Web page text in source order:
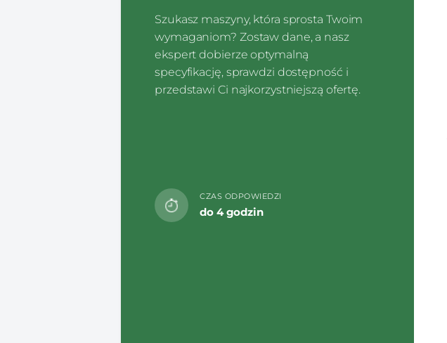
Szukasz maszyny, która sprosta Twoim
wymaganiom? Zostaw dane, a nasz
ekspert dobierze optymalną
specyfikację, sprawdzi dostępność i
przedstawi Ci najkorzystniejszą ofertę.
CZAS ODPOWIEDZI
do 4 godzin